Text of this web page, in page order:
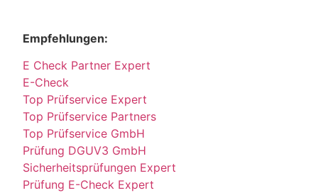
Empfehlungen:
E Check Partner Expert
E-Check
Top Prüfservice Expert
Top Prüfservice Partners
Top Prüfservice GmbH
Prüfung DGUV3 GmbH
Sicherheitsprüfungen Expert
Prüfung E-Check Expert